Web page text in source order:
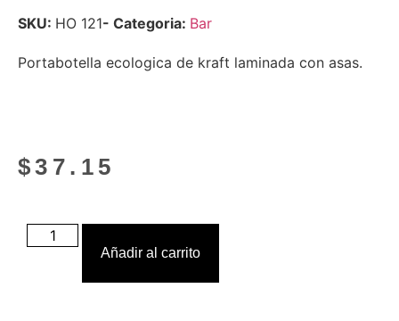
SKU: HO 121- Categoria: Bar
Portabotella ecologica de kraft laminada con asas.
$37.15
Añadir al carrito